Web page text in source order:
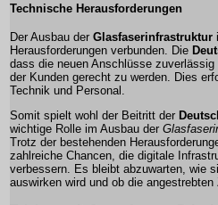
Technische Herausforderungen
Der Ausbau der Glasfaserinfrastruktur
Herausforderungen verbunden. Die
dass die neuen Anschlüsse
der Kunden gerecht zu werden. Dies
Technik und Personal.
Somit spielt wohl der Beitritt der
wichtige Rolle im Ausbau der
Trotz der bestehenden
zahlreiche Chancen, die digitale
verbessern. Es bleibt abzuwarten, wie
auswirken wird und ob die